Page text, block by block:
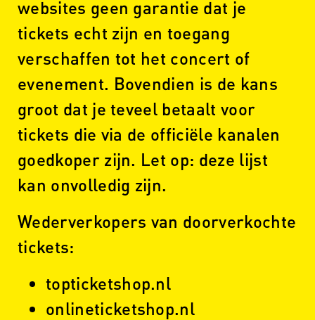
websites geen garantie dat je
tickets echt zijn en toegang
verschaffen tot het concert of
evenement. Bovendien is de kans
groot dat je teveel betaalt voor
tickets die via de officiële kanalen
goedkoper zijn. Let op: deze lijst
kan onvolledig zijn.
Wederverkopers van doorverkochte
tickets:
topticketshop.nl
onlineticketshop.nl